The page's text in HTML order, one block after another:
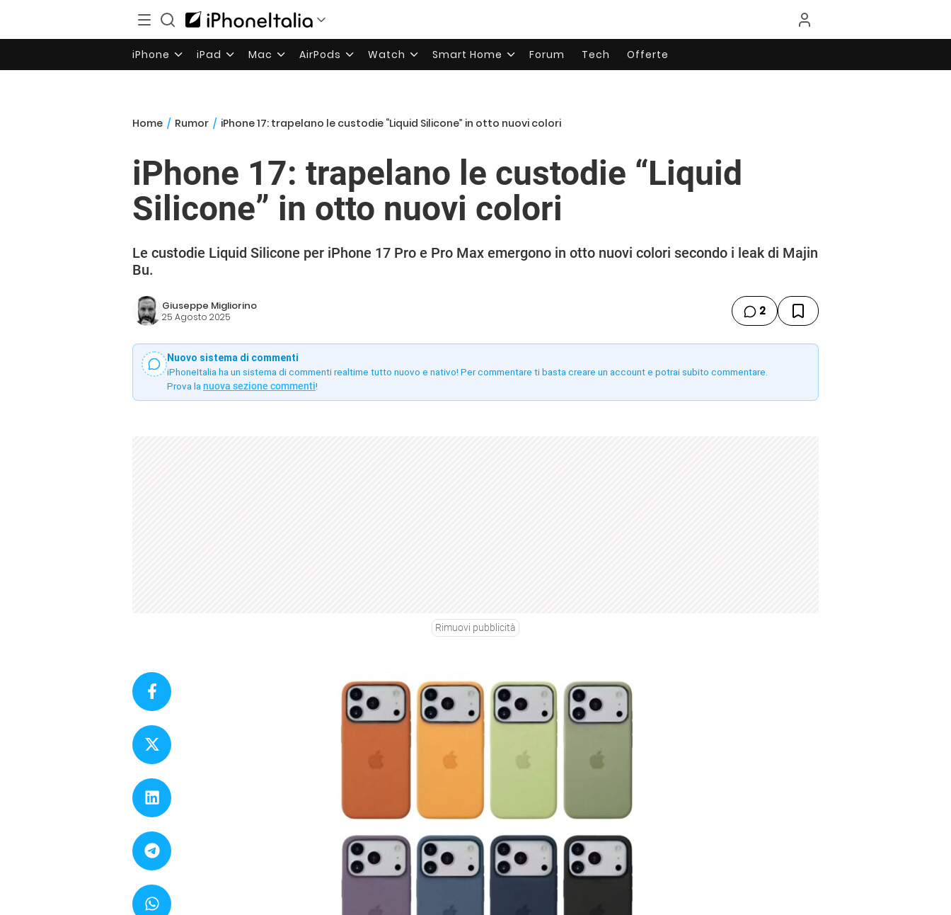
iPhone iPad Mac AirPods Watch Smart Home Forum Tech Offerte
Home / Rumor / iPhone 17: trapelano le custodie “Liquid Silicone” in otto nuovi colori
iPhone 17: trapelano le custodie “Liquid
Silicone” in otto nuovi colori
Le custodie Liquid Silicone per iPhone 17 Pro e Pro Max emergono in otto nuovi colori secondo i leak di Majin
Bu.
Giuseppe Migliorino
25 Agosto 2025 2
Nuovo sistema di commenti
iPhoneItalia ha un sistema di commenti realtime tutto nuovo e nativo! Per commentare ti basta creare un account e potrai subito commentare.
Prova la nuova sezione commenti!
Rimuovi pubblicità